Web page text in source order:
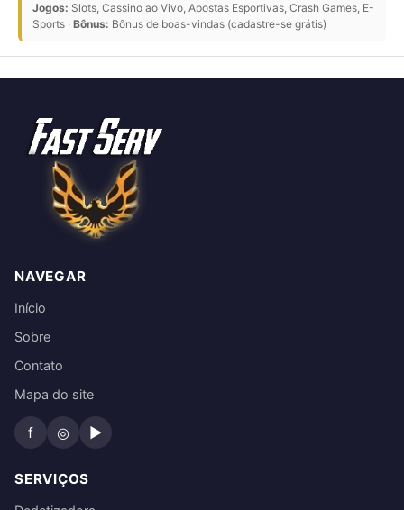
Jogos: Slots, Cassino ao Vivo, Apostas Esportivas, Crash Games, E-
Sports · Bônus: Bônus de boas-vindas (cadastre-se grátis)
NAVEGAR
Início
Sobre
Contato
Mapa do site
f ◎ ▶
SERVIÇOS